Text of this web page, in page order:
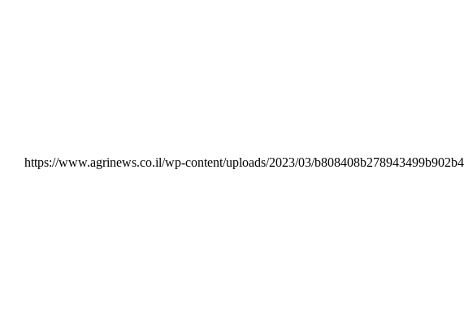
https://www.agrinews.co.il/wp-content/uploads/2023/03/